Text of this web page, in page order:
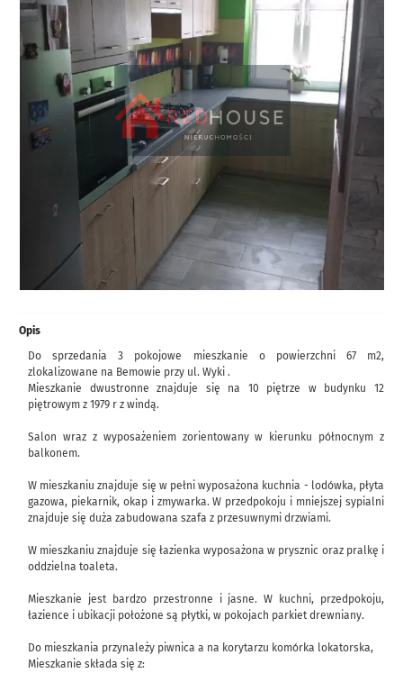
Opis
Do sprzedania 3 pokojowe mieszkanie o powierzchni 67 m2,
zlokalizowane na Bemowie przy ul. Wyki .
Mieszkanie dwustronne znajduje się na 10 piętrze w budynku 12
piętrowym z 1979 r z windą.
Salon wraz z wyposażeniem zorientowany w kierunku północnym z
balkonem.
W mieszkaniu znajduje się w pełni wyposażona kuchnia - lodówka, płyta
gazowa, piekarnik, okap i zmywarka. W przedpokoju i mniejszej sypialni
znajduje się duża zabudowana szafa z przesuwnymi drzwiami.
W mieszkaniu znajduje się łazienka wyposażona w prysznic oraz pralkę i
oddzielna toaleta.
Mieszkanie jest bardzo przestronne i jasne. W kuchni, przedpokoju,
łazience i ubikacji położone są płytki, w pokojach parkiet drewniany.
Do mieszkania przynależy piwnica a na korytarzu komórka lokatorska,
Mieszkanie składa się z: